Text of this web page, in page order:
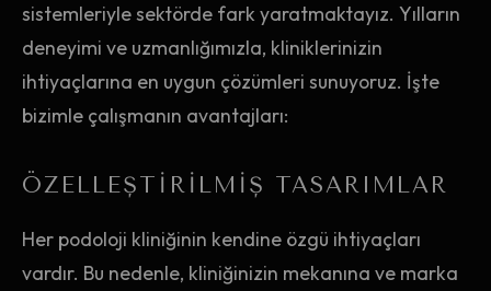
sistemleriyle sektörde fark yaratmaktayız. Yılların
deneyimi ve uzmanlığımızla, kliniklerinizin
ihtiyaçlarına en uygun çözümleri sunuyoruz. İşte
bizimle çalışmanın avantajları:
ÖZELLEŞTIRILMIŞ TASARIMLAR
Her podoloji kliniğinin kendine özgü ihtiyaçları
vardır. Bu nedenle, kliniğinizin mekanına ve marka